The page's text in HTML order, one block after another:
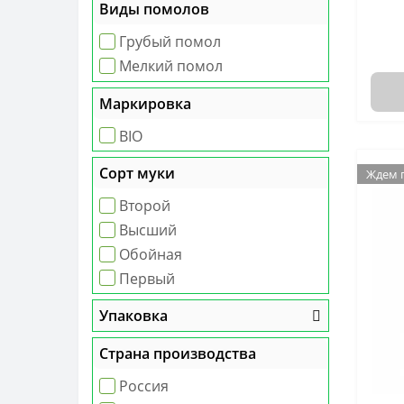
Виды помолов
Грубый помол
Мелкий помол
Маркировка
BIO
Сорт муки
Второй
Высший
Обойная
Первый
Упаковка
Страна производства
Россия
Ждем
Ждем